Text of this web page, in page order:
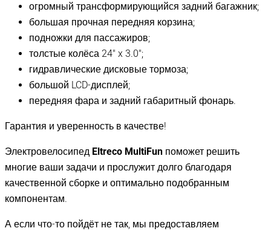
огромный трансформирующийся задний багажник;
большая прочная передняя корзина;
подножки для пассажиров;
толстые колёса 24″ x 3.0″;
гидравлические дисковые тормоза;
большой LCD-дисплей;
передняя фара и задний габаритный фонарь.
Гарантия и уверенность в качестве!
Электровелосипед Eltreco MultiFun поможет решить
многие ваши задачи и прослужит долго благодаря
качественной сборке и оптимально подобранным
компонентам.
А если что-то пойдёт не так, мы предоставляем